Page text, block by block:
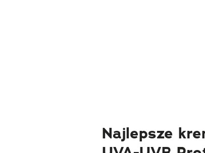
Najlepsze